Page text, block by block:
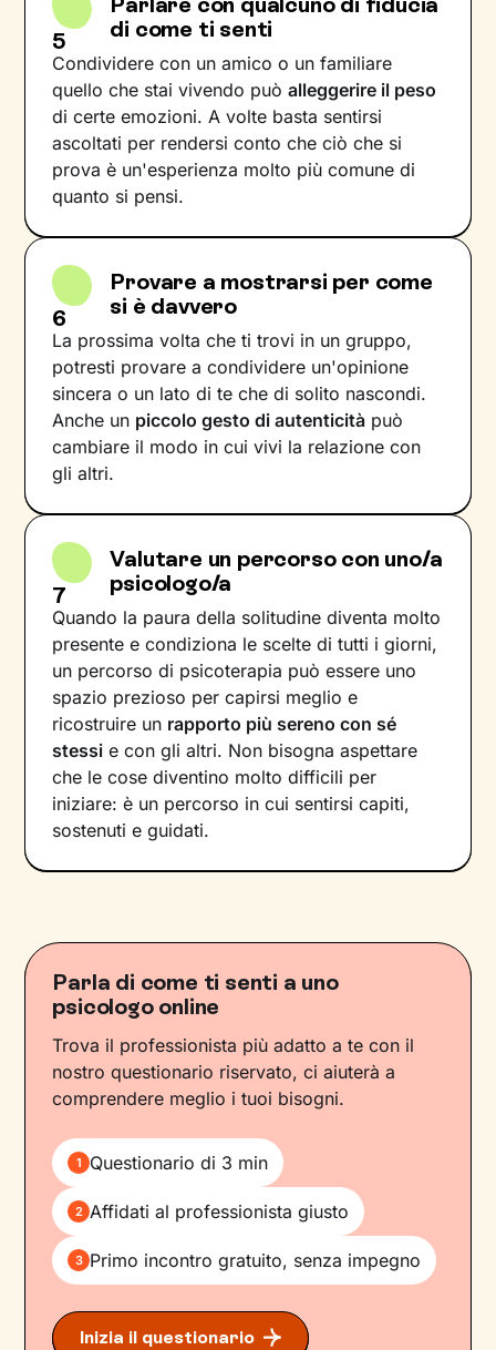
5
di come ti senti
Condividere con un amico o un familiare
quello che stai vivendo puòalleggerire il peso
di certe emozioni. A volte basta sentirsi
ascoltati per rendersi conto che ciò che si
prova è un'esperienza molto più comune di
quanto si pensi.
6
Provare a mostrarsi per come
si è davvero
La prossima volta che ti trovi in un gruppo,
potresti provare a condividere un'opinione
sincera o un lato di te che di solito nascondi.
Anche un piccolo gesto di autenticità può
cambiare il modo in cui vivi la relazione con
gli altri.
7
Valutare un percorso con uno/a
psicologo/a
Quando la paura della solitudine diventa molto
presente e condiziona le scelte di tutti i giorni,
un percorso di psicoterapia può essere uno
spazio prezioso per capirsi meglio e
ricostruire un rapporto più sereno con sé
stessi e con gli altri. Non bisogna aspettare
che le cose diventino molto difficili per
iniziare: è un percorso in cui sentirsi capiti,
sostenuti e guidati.
Parla di come ti senti a uno
psicologo online
Trova il professionista più adatto a te con il
nostro questionario riservato, ci aiuterà a
comprendere meglio i tuoi bisogni.
1 Questionario di 3 min
2 Affidati al professionista giusto
3 Primo incontro gratuito, senza impegno
Inizia il questionario